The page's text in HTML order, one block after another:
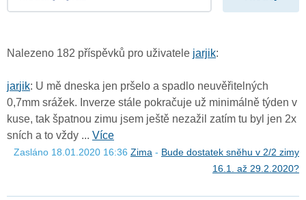
Nalezeno 182 příspěvků pro uživatele jarjik:
jarjik: U mě dneska jen pršelo a spadlo neuvěřitelných
0,7mm srážek. Inverze stále pokračuje už minimálně týden v
kuse, tak špatnou zimu jsem ještě nezažil zatím tu byl jen 2x
sních a to vždy ... Více
Zasláno 18.01.2020 16:36 Zima - Bude dostatek sněhu v 2/2 zimy
16.1. až 29.2.2020?